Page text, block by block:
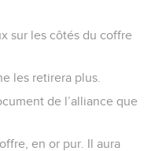
sur les côtés du coffre
les retirera plus.
de l’alliance que
en or pur. Il aura